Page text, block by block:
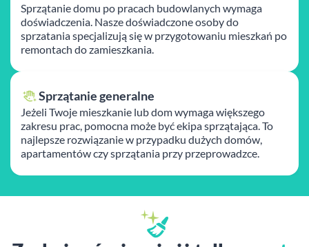
Sprzątanie domu po pracach budowlanych wymaga
doświadczenia. Nasze doświadczone osoby do
sprzatania specjalizują się w przygotowaniu mieszkań po
remontach do zamieszkania.
Sprzątanie generalne
Jeżeli Twoje mieszkanie lub dom wymaga większego
zakresu prac, pomocna może być ekipa sprzątająca. To
najlepsze rozwiązanie w przypadku dużych domów,
apartamentów czy sprzątania przy przeprowadzce.